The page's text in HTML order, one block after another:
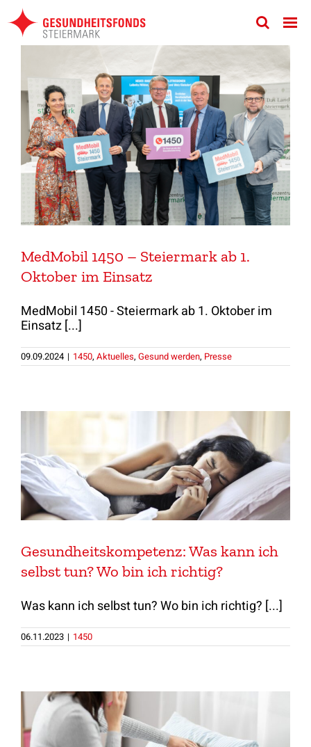
Zum
Inhalt
springen
MedMobil 1450 – Steiermark ab 1.
Oktober im Einsatz
MedMobil 1450 - Steiermark ab 1. Oktober im
Einsatz [...]
09.09.2024 | 1450, Aktuelles, Gesund werden, Presse
Gesundheitskompetenz: Was kann ich
selbst tun? Wo bin ich richtig?
Was kann ich selbst tun? Wo bin ich richtig? [...]
06.11.2023 | 1450